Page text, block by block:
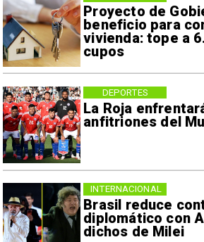
Proyecto de
beneficio para
vivienda: tope a
cupos
La Roja
anfitriones del
DEPORTES
Brasil reduce
diplomático con
dichos de Milei
INTERNACIONAL